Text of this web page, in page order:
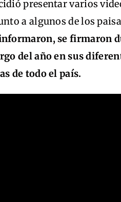
presentar varios
a algunos de los
se firmaron
del año en sus
de todo el país.